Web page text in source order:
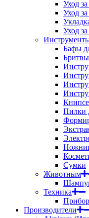
Уход
Уход
Уход
Бафы
Пилки
Сумки
Животным
Техника
Производители